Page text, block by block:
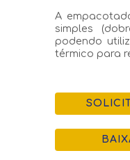
A
simples
podendo
térmico para